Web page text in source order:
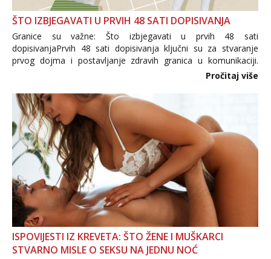
ŠTO IZBJEGAVATI U PRVIH 48 SATI DOPISIVANJA
Granice su važne: Što izbjegavati u prvih 48 sati
dopisivanjaPrvih 48 sati dopisivanja ključni su za stvaranje
prvog dojma i postavljanje zdravih granica u komunikaciji.
Važno je izbjeći prebrzo otkrivanje osobnih ili intimnih
informacija, jer nepoznata osoba još nije zaslužila to
povjerenje. Takođe...
Pročitaj više
ISPOVIJESTI IZ KREVETA: ŠTO ŽENE I MUŠKARCI
STVARNO MISLE O SEKSU NA JEDNU NOĆ